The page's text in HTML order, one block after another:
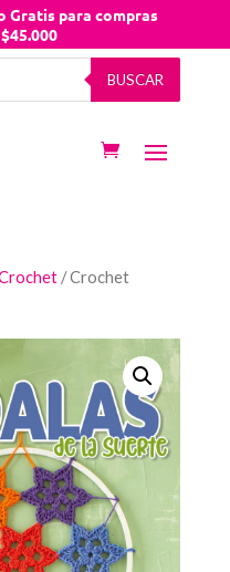
Gratis para compras
BUSCAR
/ Crochet